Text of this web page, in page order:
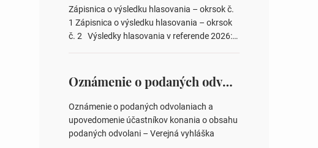
voľby poslancov obecných zastupiteľstiev,
počtu poslancov obecných zastupiteľstiev v
nich 4. Schválenie odpredaja obecného
Zápisnica o výsledku hlasovania – okrsok č.
1 Zápisnica o výsledku hlasovania – okrsok
č. 2 Výsledky hlasovania v referende 2026:
ysledky.html
Oznámenie o podaných odvolaniach a upovedomenie účastníkov konania o obsahu podaných odvolani – Verejná vyhláška
Oznámenie o podaných odvolaniach a
upovedomenie účastníkov konania o obsahu
podaných odvolani – Verejná vyhláška